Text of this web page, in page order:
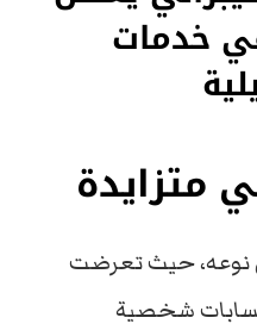
خدمات
متزايدة
نوعه، حيث تعرضت
شخصية